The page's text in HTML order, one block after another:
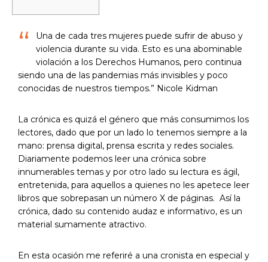
“
Una de cada tres mujeres puede sufrir de abuso y
violencia durante su vida. Esto es una abominable
violación a los Derechos Humanos, pero continua
siendo una de las pandemias más invisibles y poco
conocidas de nuestros tiempos.” Nicole Kidman
La crónica es quizá el género que más consumimos los
lectores, dado que por un lado lo tenemos siempre a la
mano: prensa digital, prensa escrita y redes sociales.
Diariamente podemos leer una crónica sobre
innumerables temas y por otro lado su lectura es ágil,
entretenida, para aquellos a quienes no les apetece leer
libros que sobrepasan un número X de páginas. Así la
crónica, dado su contenido audaz e informativo, es un
material sumamente atractivo.
En esta ocasión me referiré a una cronista en especial y